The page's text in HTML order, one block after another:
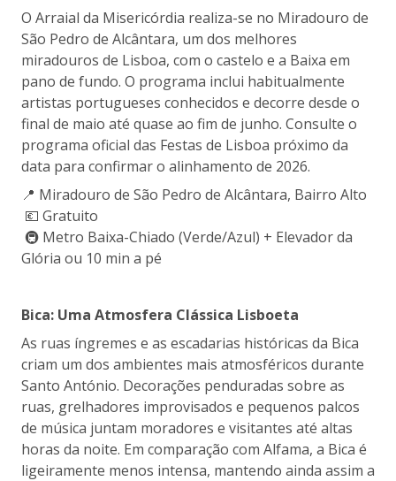
O Arraial da Misericórdia realiza-se no Miradouro de
São Pedro de Alcântara, um dos melhores
miradouros de Lisboa, com o castelo e a Baixa em
pano de fundo. O programa inclui habitualmente
artistas portugueses conhecidos e decorre desde o
final de maio até quase ao fim de junho. Consulte o
programa oficial das Festas de Lisboa próximo da
data para confirmar o alinhamento de 2026.
📍 Miradouro de São Pedro de Alcântara, Bairro Alto
💶 Gratuito
🚇 Metro Baixa-Chiado (Verde/Azul) + Elevador da
Glória ou 10 min a pé
Bica: Uma Atmosfera Clássica Lisboeta
As ruas íngremes e as escadarias históricas da Bica
criam um dos ambientes mais atmosféricos durante
Santo António. Decorações penduradas sobre as
ruas, grelhadores improvisados e pequenos palcos
de música juntam moradores e visitantes até altas
horas da noite. Em comparação com Alfama, a Bica é
ligeiramente menos intensa, mantendo ainda assim a